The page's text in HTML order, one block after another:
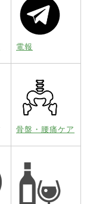
電報
骨盤・腰痛ケア